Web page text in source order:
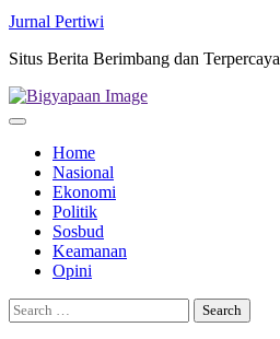
Jurnal Pertiwi
Situs Berita Berimbang dan Terpercaya
Home
Nasional
Ekonomi
Politik
Sosbud
Keamanan
Opini
Search
for: